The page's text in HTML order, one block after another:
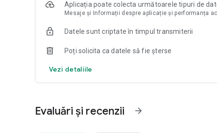
Aplicația poate colecta următoarele tipuri de
Mesaje și Informații despre aplicație și performanța
Datele sunt criptate în timpul transmiterii
Poți solicita ca datele să fie șterse
Vezi detaliile
Evaluări și recenzii arrow_forward